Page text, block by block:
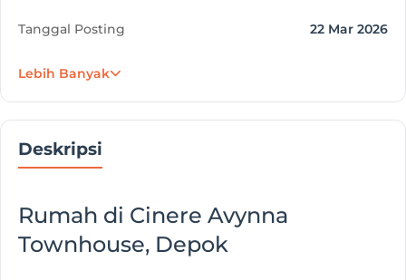
Tanggal Posting 22 Mar 2026
Lebih Banyak
Deskripsi
Rumah di Cinere Avynna
Townhouse, Depok